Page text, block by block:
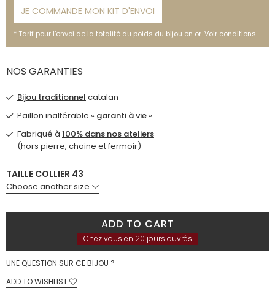
Tarif pour l’envoi de la totalité du poids du bijou en or.Voir conditions.
JE COMMANDE MON KIT D'ENVOI
NOS GARANTIES
Bijou traditionnel catalan
Paillon inaltérable « garanti à vie »
Fabriqué à 100% dans nos ateliers
(hors pierre, chaine et fermoir)
TAILLE COLLIER 43
Choose another size
ADD TO CART
Chez vous en 20 jours ouvrés
UNE QUESTION SUR CE BIJOU ?
ADD TO WISHLIST